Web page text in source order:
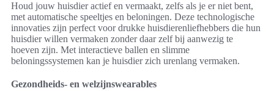
Houd jouw huisdier actief en vermaakt, zelfs als je er niet bent,
met automatische speeltjes en beloningen. Deze technologische
innovaties zijn perfect voor drukke huisdierenliefhebbers die hun
huisdier willen vermaken zonder daar zelf bij aanwezig te
hoeven zijn. Met interactieve ballen en slimme
beloningssystemen kan je huisdier zich urenlang vermaken.
Gezondheids- en welzijnswearables